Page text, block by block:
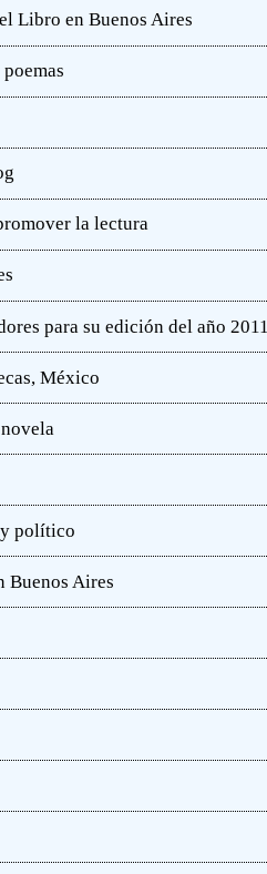
Libro en Buenos Aires
la lectura
para su edición del año 2011
México
político
Buenos Aires